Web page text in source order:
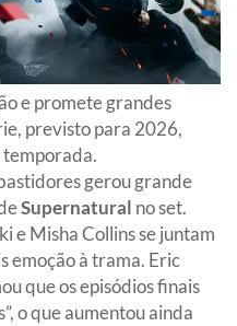
e promete grandes
previsto para 2026,
temporada.
gerou grande
Supernatural no set.
e Misha Collins se juntam
emoção à trama. Eric
que os episódios finais
o que aumentou ainda